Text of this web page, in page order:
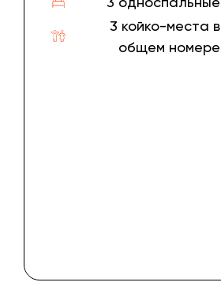
3 койко-места в
общем номере